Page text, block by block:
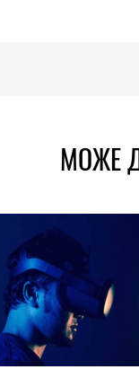
МОЖЕ